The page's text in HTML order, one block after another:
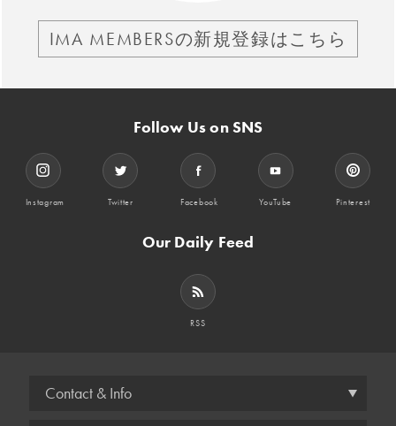
IMA MEMBERSの新規登録はこちら
Follow Us on SNS
Instagram Twitter Facebook YouTube Pinterest
Our Daily Feed
RSS
Contact & Info